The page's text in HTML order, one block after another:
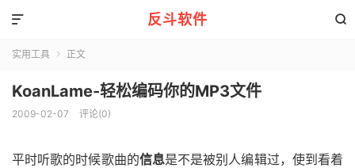
反斗软件 

实用工具  正文
KoanLame-轻松编码你的MP3文件
2009-02-07 评论(0)
平时听歌的时候歌曲的信息是不是被别人编辑过，使到看着